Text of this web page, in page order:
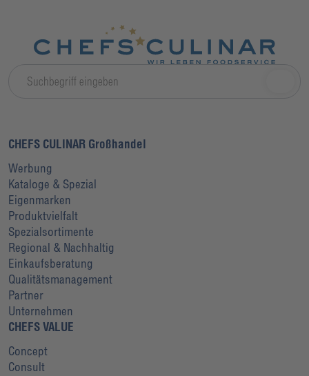
CHEFS CULINAR Großhandel
Werbung
Kataloge & Spezial
Eigenmarken
Produktvielfalt
Spezialsortimente
Regional & Nachhaltig
Einkaufsberatung
Qualitätsmanagement
Partner
Unternehmen
CHEFS VALUE
Concept
Consult